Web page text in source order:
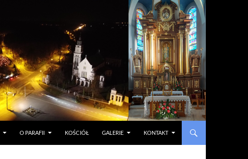
O PARAFII KOŚCIÓŁ GALERIE KONTAKT